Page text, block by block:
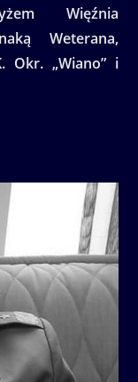
Więźnia
Weterana,
Okr. „Wiano” i